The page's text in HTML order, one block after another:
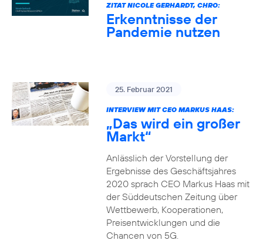
ZITAT NICOLE GERHARDT, CHRO:
Erkenntnisse der
Pandemie nutzen
25. Februar 2021
INTERVIEW MIT CEO MARKUS HAAS:
„Das wird ein großer
Markt“
Anlässlich der Vorstellung der
Ergebnisse des Geschäftsjahres
2020 sprach CEO Markus Haas mit
der Süddeutschen Zeitung über
Wettbewerb, Kooperationen,
Preisentwicklungen und die
Chancen von 5G.